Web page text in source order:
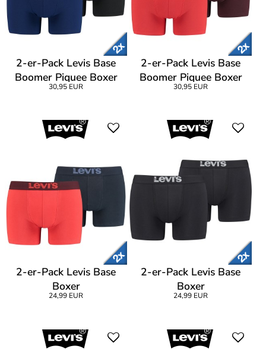
2-er-Pack Levis Base
Boomer Piquee Boxer
30,95 EUR
2-er-Pack Levis Base
Boomer Piquee Boxer
30,95 EUR
2-er-Pack Levis Base
Boxer
24,99 EUR
2-er-Pack Levis Base
Boxer
24,99 EUR